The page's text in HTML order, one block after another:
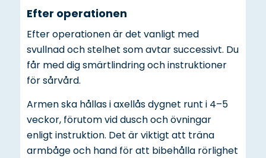
Efter operationen
Efter operationen är det vanligt med
svullnad och stelhet som avtar successivt. Du
får med dig smärtlindring och instruktioner
för sårvård.
Armen ska hållas i axellås dygnet runt i 4–5
veckor, förutom vid dusch och övningar
enligt instruktion. Det är viktigt att träna
armbåge och hand för att bibehålla rörlighet